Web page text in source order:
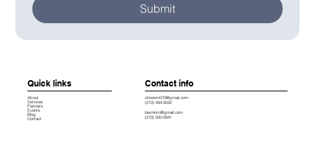
Quick links
About
Services
Partners
Events
Blog
Contact
chriskim010@gmail.com
(213) 434-3032
loismkim@gmail.com
(213) 500-0841
Contact info
Submit